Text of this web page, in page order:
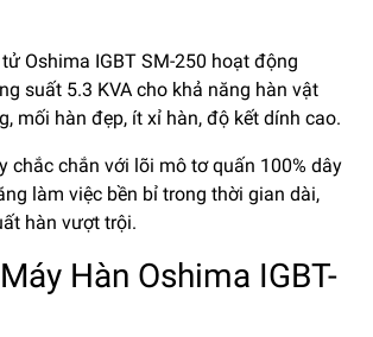
Oshima IGBT SM-250 hoạt động
suất 5.3 KVA cho khả năng hàn vật
mối hàn đẹp, ít xỉ hàn, độ kết dính cao.
chắc chắn với lõi mô tơ quấn 100% dây
làm việc bền bỉ trong thời gian dài,
hàn vượt trội.
Hàn Oshima IGBT-